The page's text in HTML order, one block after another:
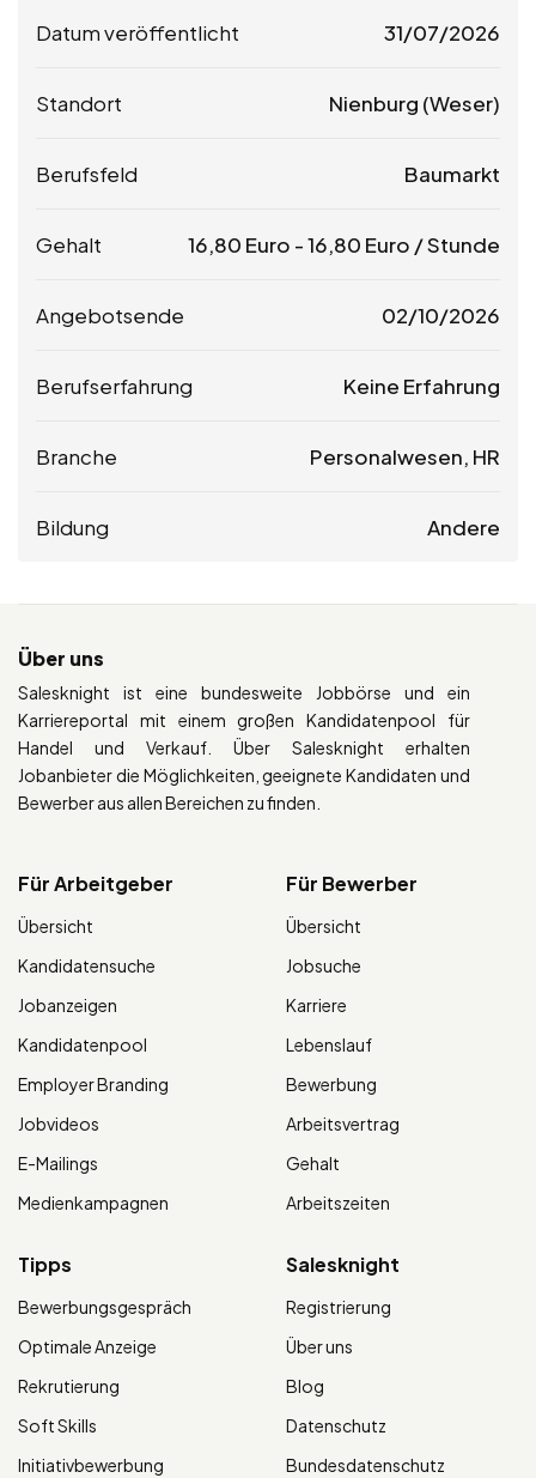
Datum veröffentlicht 31/07/2026
Standort Nienburg (Weser)
Berufsfeld Baumarkt
Gehalt 16,80 Euro -16,80 Euro / Stunde
Angebotsende 02/10/2026
Berufserfahrung Keine Erfahrung
Branche Personalwesen, HR
Bildung Andere
Über uns
Salesknight ist eine bundesweite Jobbörse und ein
Karriereportal mit einem großen Kandidatenpool für
Handel und Verkauf. Über Salesknight erhalten
Jobanbieter die Möglichkeiten, geeignete Kandidaten und
Bewerber aus allen Bereichen zu finden.
Für Arbeitgeber
Übersicht
Kandidatensuche
Jobanzeigen
Kandidatenpool
Employer Branding
Jobvideos
E-Mailings
Medienkampagnen
Für Bewerber
Übersicht
Jobsuche
Karriere
Lebenslauf
Bewerbung
Arbeitsvertrag
Gehalt
Arbeitszeiten
Tipps
Bewerbungsgespräch
Optimale Anzeige
Rekrutierung
Soft Skills
Initiativbewerbung
Salesknight
Registrierung
Über uns
Blog
Datenschutz
Bundesdatenschutz